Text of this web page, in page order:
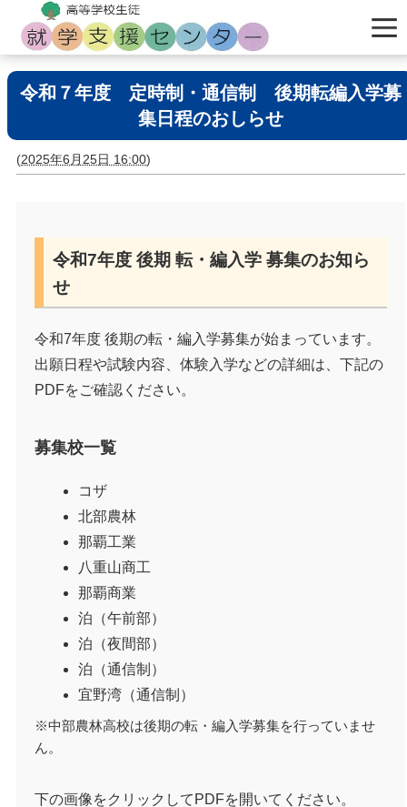
令和７年度 定時制・通信制 後期転編入学募
集日程のおしらせ
(2025年6月25日 16:00)
令和7年度 後期 転・編入学 募集のお知ら
せ
令和7年度 後期の転・編入学募集が始まっています。
出願日程や試験内容、体験入学などの詳細は、下記の
PDFをご確認ください。
募集校一覧
コザ
北部農林
那覇工業
八重山商工
那覇商業
泊（午前部）
泊（夜間部）
泊（通信制）
宜野湾（通信制）
※中部農林高校は後期の転・編入学募集を行っていませ
ん。
下の画像をクリックしてPDFを開いてください。